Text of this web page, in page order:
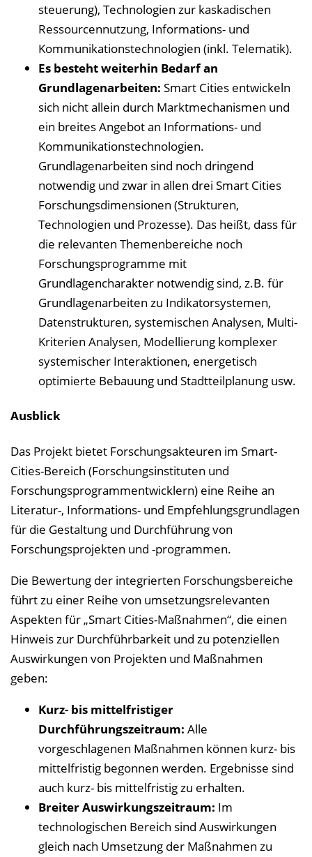
steuerung), Technologien zur kaskadischen
Ressourcennutzung, Informations- und
Kommunikationstechnologien (inkl. Telematik).
Es besteht weiterhin Bedarf an
Grundlagenarbeiten: Smart Cities entwickeln
sich nicht allein durch Marktmechanismen und
ein breites Angebot an Informations- und
Kommunikationstechnologien.
Grundlagenarbeiten sind noch dringend
notwendig und zwar in allen drei Smart Cities
Forschungsdimensionen (Strukturen,
Technologien und Prozesse). Das heißt, dass für
die relevanten Themenbereiche noch
Forschungsprogramme mit
Grundlagencharakter notwendig sind, z.B. für
Grundlagenarbeiten zu Indikatorsystemen,
Datenstrukturen, systemischen Analysen, Multi-
Kriterien Analysen, Modellierung komplexer
systemischer Interaktionen, energetisch
optimierte Bebauung und Stadtteilplanung usw.
Ausblick
Das Projekt bietet Forschungsakteuren im Smart-
Cities-Bereich (Forschungsinstituten und
Forschungsprogrammentwicklern) eine Reihe an
Literatur-, Informations- und Empfehlungsgrundlagen
für die Gestaltung und Durchführung von
Forschungsprojekten und -programmen.
Die Bewertung der integrierten Forschungsbereiche
führt zu einer Reihe von umsetzungsrelevanten
Aspekten für „Smart Cities-Maßnahmen“, die einen
Hinweis zur Durchführbarkeit und zu potenziellen
Auswirkungen von Projekten und Maßnahmen
geben:
Kurz- bis mittelfristiger
Durchführungszeitraum: Alle
vorgeschlagenen Maßnahmen können kurz- bis
mittelfristig begonnen werden. Ergebnisse sind
auch kurz- bis mittelfristig zu erhalten.
Breiter Auswirkungszeitraum: Im
technologischen Bereich sind Auswirkungen
gleich nach Umsetzung der Maßnahmen zu